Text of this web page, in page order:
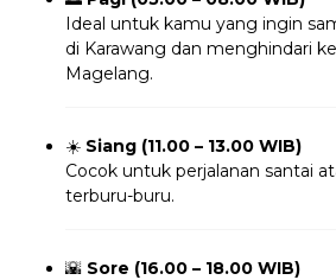
Ideal untuk kamu yang ingin
di Karawang dan menghindari
Magelang.
☀️ Siang (11.00 – 13.00 WIB)
Cocok untuk perjalanan santai
terburu-buru.
🌇 Sore (16.00 – 18.00 WIB)